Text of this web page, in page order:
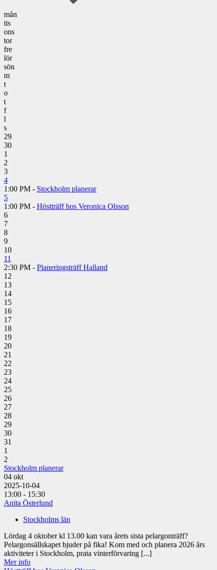
mån
tis
ons
tor
fre
lör
sön
m
t
o
t
f
l
s
29
30
1
2
3
4
1:00 PM - Stockholm planerar
5
1:00 PM - Höstträff hos Veronica Olsson
6
7
8
9
10
11
2:30 PM - Planeringsträff Halland
12
13
14
15
16
17
18
19
20
21
22
23
24
25
26
27
28
29
30
31
1
2
Stockholm planerar
04 okt
2025-10-04
13:00 - 15:30
Anita Österlund
Stockholms län
Lördag 4 oktober kl 13.00 kan vara årets sista pelargonträff?
Pelargonsällskapet bjuder på fika! Kom med och planera 2026 års
aktiviteter i Stockholm, prata vinterförvaring [...]
Mer info